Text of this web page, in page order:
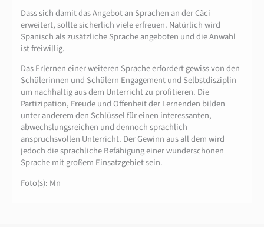
Dass sich damit das Angebot an Sprachen an der Cäci
erweitert, sollte sicherlich viele erfreuen. Natürlich wird
Spanisch als zusätzliche Sprache angeboten und die Anwahl
ist freiwillig.
Das Erlernen einer weiteren Sprache erfordert gewiss von den
Schülerinnen und Schülern Engagement und Selbstdisziplin
um nachhaltig aus dem Unterricht zu profitieren. Die
Partizipation, Freude und Offenheit der Lernenden bilden
unter anderem den Schlüssel für einen interessanten,
abwechslungsreichen und dennoch sprachlich
anspruchsvollen Unterricht. Der Gewinn aus all dem wird
jedoch die sprachliche Befähigung einer wunderschönen
Sprache mit großem Einsatzgebiet sein.
Foto(s): Mn